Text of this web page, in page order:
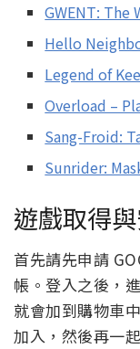
GWENT: The
Hello
Legend of
Overload –
Sang-Froid:
Sunrider:
遊戲取得
首先請先申請
帳。登入之後，
就會加到購物車
加入，然後再一